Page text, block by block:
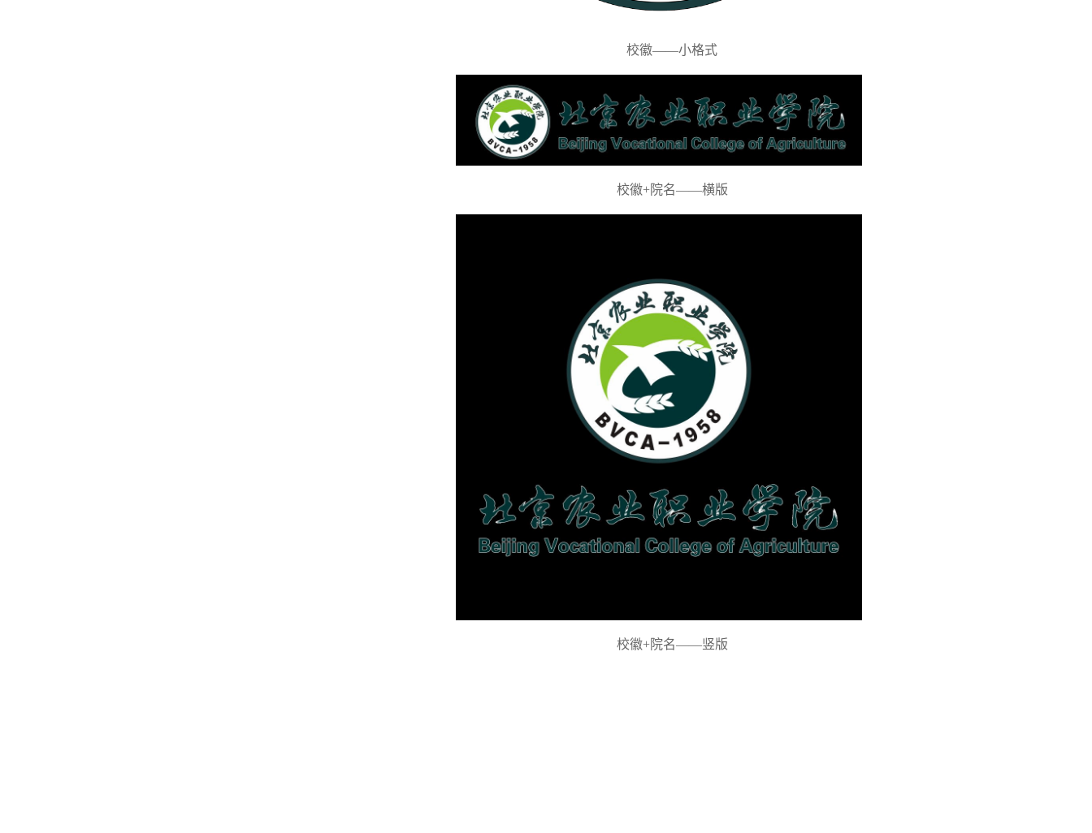
校徽——小格式
校徽+院名——横版
校徽+院名——竖版